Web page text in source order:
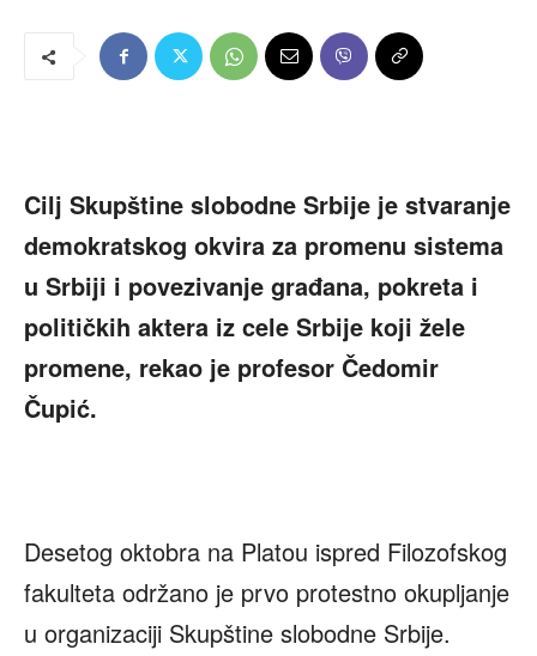
Cilj Skupštine slobodne Srbije je stvaranje
demokratskog okvira za promenu sistema
u Srbiji i povezivanje građana, pokreta i
političkih aktera iz cele Srbije koji žele
promene, rekao je profesor Čedomir
Čupić.
Desetog oktobra na Platou ispred Filozofskog
fakulteta održano je prvo protestno okupljanje
u organizaciji Skupštine slobodne Srbije.